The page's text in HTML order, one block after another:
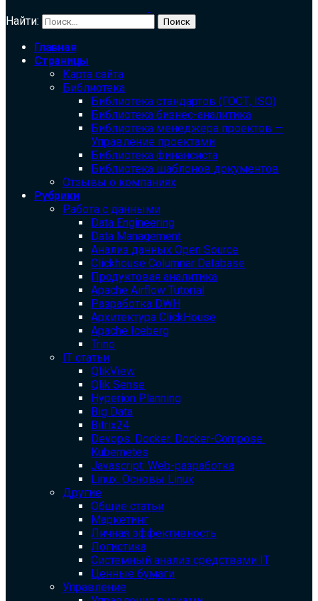
Найти:
Главная
Страницы
Карта сайта
Библиотека
Библиотека cтандартов (ГОСТ, ISO)
Библиотека бизнес-аналитика
Библиотека менеджера проектов —
Управление проектами
Библиотека финансиста
Библиотека шаблонов документов
Отзывы о компаниях
Рубрики
Работа с данными
Data Engineering
Data Management
Анализ данных Open Source
Clickhouse Columnar Database
Продуктовая аналитика
Apache Airflow Tutorial
Разработка DWH
Архитектура ClickHouse
Apache Iceberg
Trino
IT статьи
QlikView
Qlik Sense
Hyperion Planning
Big Data
Bitrix24
Devops. Docker. Docker-Compose.
Kubernetes
Javascript. Web-разработка
Linux. Основы Linux
Другие
Общие статьи
Маркетинг
Личная эффективность
Логистика
Системный анализ средствами IT
Ценные бумаги
Управление